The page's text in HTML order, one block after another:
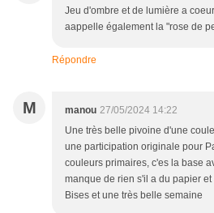
Jeu d'ombre et de lumière a
aappelle également la "rose de
Répondre
M manou 27/05/2024 14:22
Une très belle pivoine d'une
une participation originale pour
couleurs primaires, c'es la base
manque de rien s'il a du papier
Bises et une très belle semaine